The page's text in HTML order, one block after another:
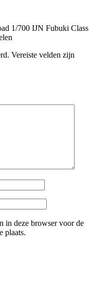
1/700 IJN Fubuki Class
Vereiste velden zijn
in deze browser voor de
plaats.